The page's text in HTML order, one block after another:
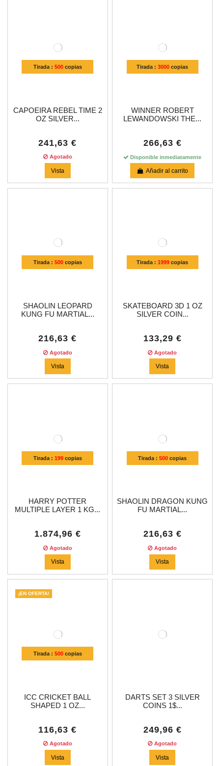
Tirada : 500copias
CAPOEIRA REBEL TIME 2
OZ SILVER...
241,63 €
Agotado
Vista
Tirada :3000 copias
WINNER ROBERT
LEWANDOWSKI THE...
266,63 €
Disponible inmediatamente
Añadir al carrito
Tirada : 500copias
SHAOLIN LEOPARD
KUNG FU MARTIAL...
216,63 €
Agotado
Vista
Tirada :1999 copias
SKATEBOARD 3D 1 OZ
SILVER COIN...
133,29 €
Agotado
Vista
Tirada : 199copias
HARRY POTTER
MULTIPLE LAYER 1 KG...
1.874,96 €
Agotado
Vista
Tirada :500 copias
SHAOLIN DRAGON KUNG
FU MARTIAL...
216,63 €
Agotado
Vista
Tirada : 500copias
¡EN OFERTA!
ICC CRICKET BALL
SHAPED 1 OZ...
116,63 €
Agotado
Vista
DARTS SET 3 SILVER
COINS 1$...
249,96 €
Agotado
Vista